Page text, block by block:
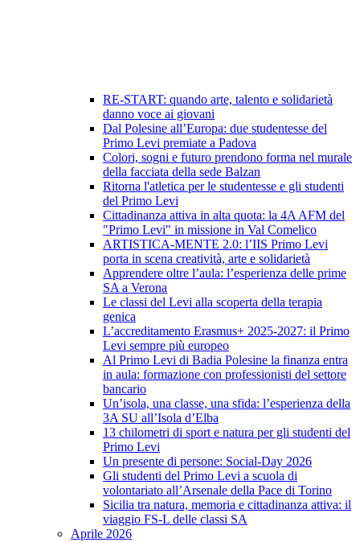
RE-START: quando arte, talento e solidarietà
danno voce ai giovani
Dal Polesine all’Europa: due studentesse del
Primo Levi premiate a Padova
Colori, sogni e futuro prendono forma nel murale
della facciata della sede Balzan
Ritorna l'atletica per le studentesse e gli studenti
del Primo Levi
Cittadinanza attiva in alta quota: la 4A AFM del
"Primo Levi" in missione in Val Comelico
ARTISTICA-MENTE 2.0: l’IIS Primo Levi
porta in scena creatività, arte e solidarietà
Apprendere oltre l’aula: l’esperienza delle prime
SA a Verona
Le classi del Levi alla scoperta della terapia
genica
L’accreditamento Erasmus+ 2025-2027: il Primo
Levi sempre più europeo
Al Primo Levi di Badia Polesine la finanza entra
in aula: formazione con professionisti del settore
bancario
Un’isola, una classe, una sfida: l’esperienza della
3A SU all’Isola d’Elba
13 chilometri di sport e natura per gli studenti del
Primo Levi
Un presente di persone: Social-Day 2026
Gli studenti del Primo Levi a scuola di
volontariato all’Arsenale della Pace di Torino
Sicilia tra natura, memoria e cittadinanza attiva: il
viaggio FS-L delle classi SA
Aprile 2026